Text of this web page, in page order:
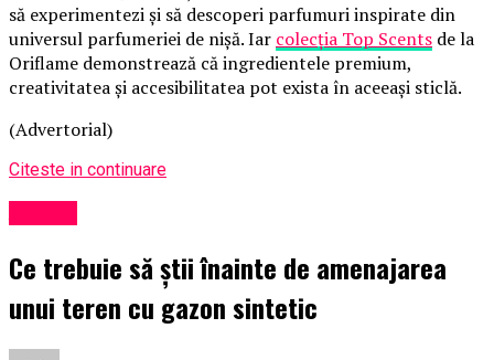
să experimentezi și să descoperi parfumuri inspirate din
universul parfumeriei de nișă. Iar colecția Top Scents de la
Oriflame demonstrează că ingredientele premium,
creativitatea și accesibilitatea pot exista în aceeași sticlă.
(Advertorial)
Citeste in continuare
Ce trebuie să știi înainte de amenajarea
unui teren cu gazon sintetic